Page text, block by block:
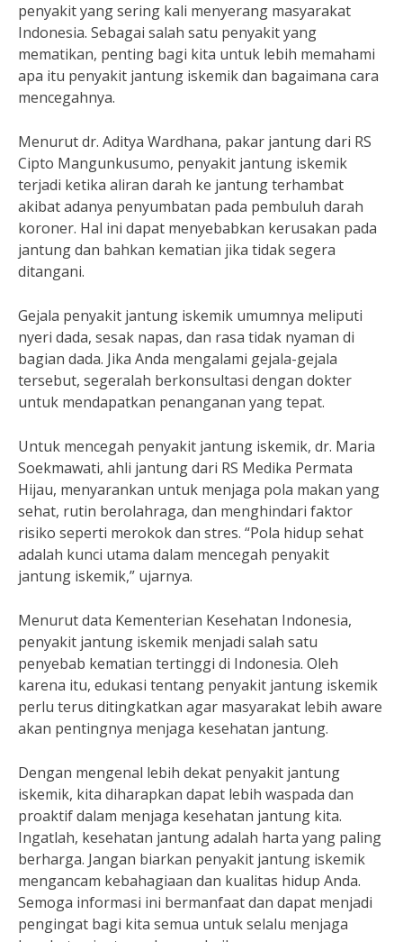
penyakit yang sering kali menyerang masyarakat
Indonesia. Sebagai salah satu penyakit yang
mematikan, penting bagi kita untuk lebih memahami
apa itu penyakit jantung iskemik dan bagaimana cara
mencegahnya.
Menurut dr. Aditya Wardhana, pakar jantung dari RS
Cipto Mangunkusumo, penyakit jantung iskemik
terjadi ketika aliran darah ke jantung terhambat
akibat adanya penyumbatan pada pembuluh darah
koroner. Hal ini dapat menyebabkan kerusakan pada
jantung dan bahkan kematian jika tidak segera
ditangani.
Gejala penyakit jantung iskemik umumnya meliputi
nyeri dada, sesak napas, dan rasa tidak nyaman di
bagian dada. Jika Anda mengalami gejala-gejala
tersebut, segeralah berkonsultasi dengan dokter
untuk mendapatkan penanganan yang tepat.
Untuk mencegah penyakit jantung iskemik, dr. Maria
Soekmawati, ahli jantung dari RS Medika Permata
Hijau, menyarankan untuk menjaga pola makan yang
sehat, rutin berolahraga, dan menghindari faktor
risiko seperti merokok dan stres. “Pola hidup sehat
adalah kunci utama dalam mencegah penyakit
jantung iskemik,” ujarnya.
Menurut data Kementerian Kesehatan Indonesia,
penyakit jantung iskemik menjadi salah satu
penyebab kematian tertinggi di Indonesia. Oleh
karena itu, edukasi tentang penyakit jantung iskemik
perlu terus ditingkatkan agar masyarakat lebih aware
akan pentingnya menjaga kesehatan jantung.
Dengan mengenal lebih dekat penyakit jantung
iskemik, kita diharapkan dapat lebih waspada dan
proaktif dalam menjaga kesehatan jantung kita.
Ingatlah, kesehatan jantung adalah harta yang paling
berharga. Jangan biarkan penyakit jantung iskemik
mengancam kebahagiaan dan kualitas hidup Anda.
Semoga informasi ini bermanfaat dan dapat menjadi
pengingat bagi kita semua untuk selalu menjaga